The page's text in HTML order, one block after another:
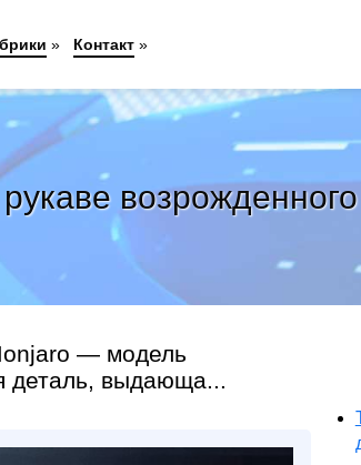
— модель
деталь, выдающа...
» Контакт»